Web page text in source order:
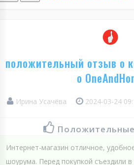
положительный отзыв о
о
Ирина Усачёва 2024-03-24
Интернет-магазин отличное,
шоурума. Перед покупкой съездили